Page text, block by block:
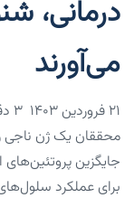
درمانی،
می‌آورند
۲۱ فروردین ۱۴۰۳
محققان یک ژن ناجی
جایگزین
برای عملکرد